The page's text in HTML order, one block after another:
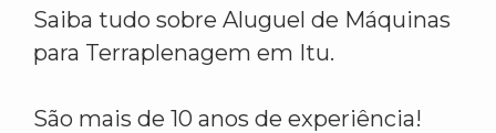
Saiba tudo sobre Aluguel de Máquinas
para Terraplenagem em Itu.
São mais de 10 anos de experiência!